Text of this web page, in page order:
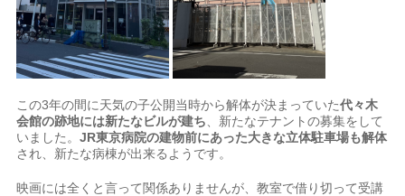
この3年の間に天気の子公開当時から解体が決まっていた代々木
会館の跡地には新たなビルが建ち 、新たなテナントの募集をして
いました。JR東京病院の建物前にあった大きな立体駐車場も解体
され、新たな病棟が出来るようです。
映画には全くと言って関係ありませんが、教室で借り切って受講